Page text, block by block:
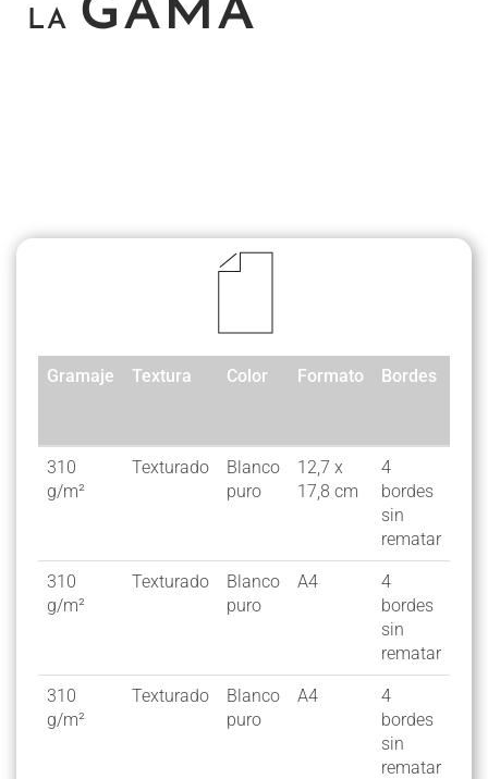
LA GAMA
Gramaje Textura Color Formato Bordes
Gramaje
Textura Color Formato Bordes
310
g/m²
Texturado
Blanco
puro
12,7 x
17,8 cm
4
bordes
sin
rematar
310
g/m²
Texturado
Blanco
puro
A4
4
bordes
sin
rematar
310
g/m²
Texturado
Blanco
puro
A4
4
bordes
sin
rematar